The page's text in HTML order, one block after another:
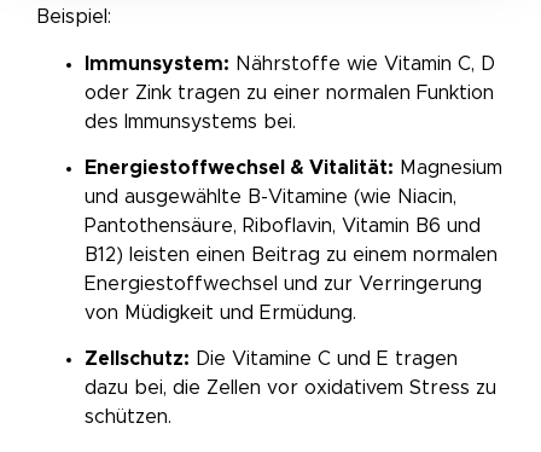
Beispiel:
Immunsystem: Nährstoffe wie Vitamin C, D
oder Zink tragen zu einer normalen Funktion
des Immunsystems bei.
Energiestoffwechsel & Vitalität: Magnesium
und ausgewählte B-Vitamine (wie Niacin,
Pantothensäure, Riboflavin, Vitamin B6 und
B12) leisten einen Beitrag zu einem normalen
Energiestoffwechsel und zur Verringerung
von Müdigkeit und Ermüdung.
Zellschutz: Die Vitamine C und E tragen
dazu bei, die Zellen vor oxidativem Stress zu
schützen.